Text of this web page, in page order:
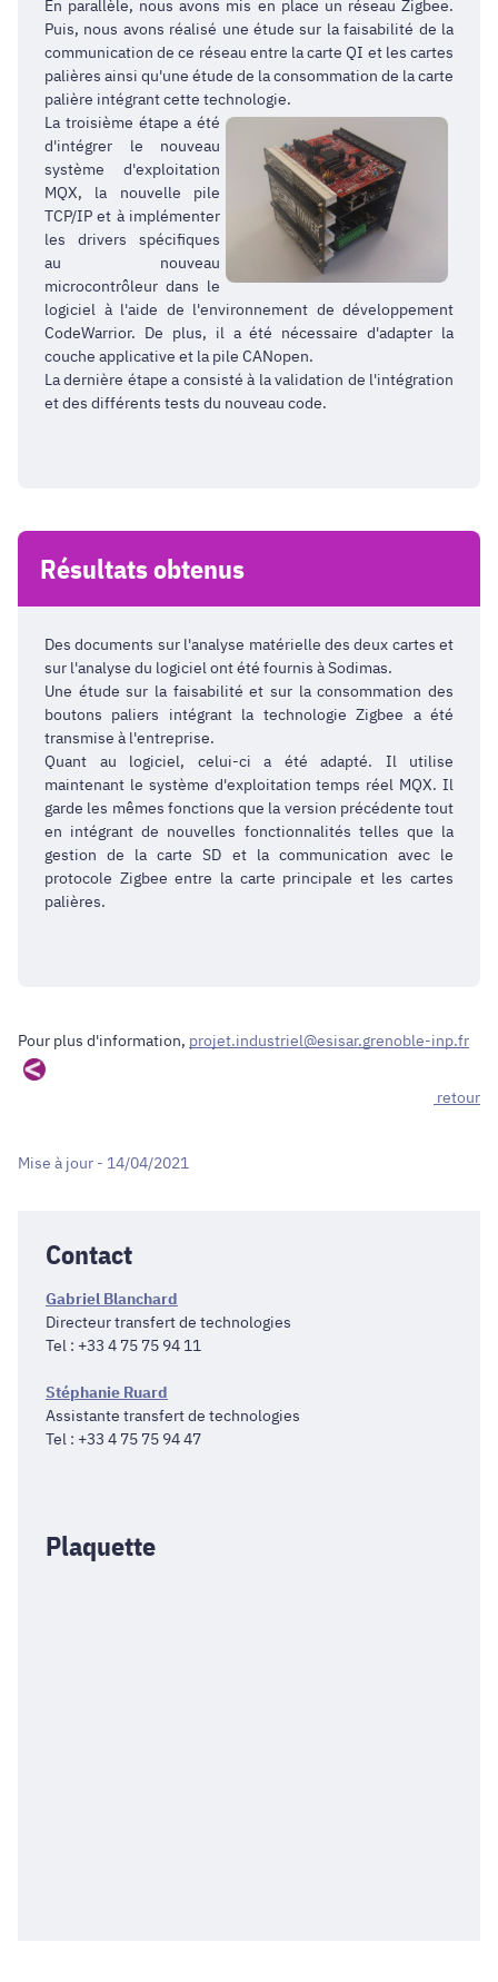
En parallèle, nous avons mis en place un réseau Zigbee.
Puis, nous avons réalisé une étude sur la faisabilité de la
communication de ce réseau entre la carte QI et les cartes
palières ainsi qu'une étude de la consommation de la carte
palière intégrant cette technologie.
La troisième étape a été
d'intégrer le nouveau
système d'exploitation
MQX, la nouvelle pile
TCP/IP et à implémenter
les drivers spécifiques
au nouveau
microcontrôleur dans le
logiciel à l'aide de l'environnement de développement
CodeWarrior. De plus, il a été nécessaire d'adapter la
couche applicative et la pile CANopen.
La dernière étape a consisté à la validation de l'intégration
et des différents tests du nouveau code.
Résultats obtenus
Des documents sur l'analyse matérielle des deux cartes et
sur l'analyse du logiciel ont été fournis à Sodimas.
Une étude sur la faisabilité et sur la consommation des
boutons paliers intégrant la technologie Zigbee a été
transmise à l'entreprise.
Quant au logiciel, celui-ci a été adapté. Il utilise
maintenant le système d'exploitation temps réel MQX. Il
garde les mêmes fonctions que la version précédente tout
en intégrant de nouvelles fonctionnalités telles que la
gestion de la carte SD et la communication avec le
protocole Zigbee entre la carte principale et les cartes
palières.
Pour plus d'information, projet.industriel@esisar.grenoble-inp.fr
retour
Mise à jour - 14/04/2021
Contact
Gabriel Blanchard
Directeur transfert de technologies
Tel : +33 4 75 75 94 11
Stéphanie Ruard
Assistante transfert de technologies
Tel : +33 4 75 75 94 47
Plaquette